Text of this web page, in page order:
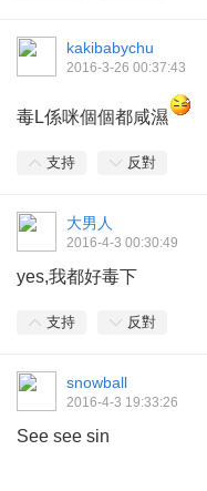
kakibabychu
2016-3-26 00:37:43
毒L係咪個個都咸濕
支持 反對
大男人
2016-4-3 00:30:49
yes,我都好毒下
支持 反對
snowball
2016-4-3 19:33:26
See see sin